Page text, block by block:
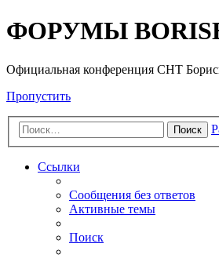
ФОРУМЫ
Официальная конференция СНТ
Пропустить
Поиск
Ссылки
Сообщения без ответов
Активные темы
Поиск